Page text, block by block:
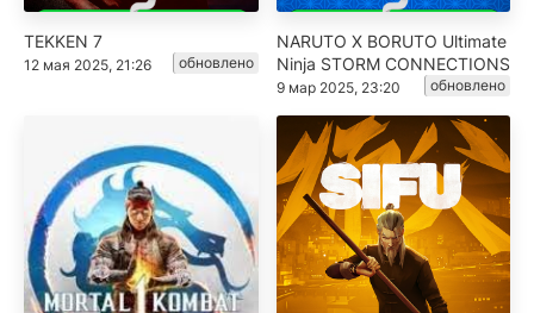
TEKKEN 7
12 мая 2025, 21:26 обновлено
NARUTO X BORUTO Ultimate
Ninja STORM CONNECTIONS
9 мар 2025, 23:20 обновлено